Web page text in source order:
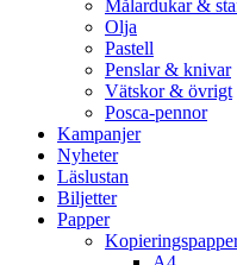
Målardukar &
Olja
Pastell
Penslar & knivar
Vätskor & övrigt
Posca-pennor
Kampanjer
Nyheter
Läslustan
Biljetter
Papper